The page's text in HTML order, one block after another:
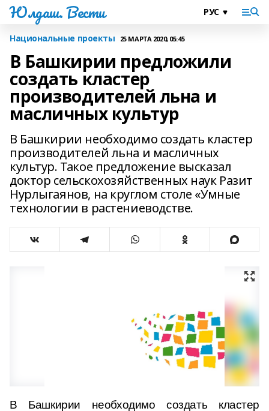
Юлдаш. Вести
Национальные проекты 25 МАРТА 2020, 05:45
В Башкирии предложили
создать кластер
производителей льна и
масличных культур
В Башкирии необходимо создать кластер
производителей льна и масличных
культур. Такое предложение высказал
доктор сельскохозяйственных наук Разит
Нурлыгаянов, на круглом столе «Умные
технологии в растениеводстве.
В Башкирии необходимо создать кластер